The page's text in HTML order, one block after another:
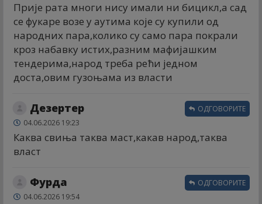
Прије рата многи нису имали ни бицикл,а сад
се фукаре возе у аутима које су купили од
народних пара,колико су само пара покрали
кроз набавку истих,разним мафијашким
тендерима,народ треба рећи једном
доста,овим гузоњама из власти
Дезертер
04.06.2026 19:23
Каква свиња таква маст,какав народ,таква
власт
ОДГОВОРИТЕ
Фурда
04.06.2026 19:54
ОДГОВОРИТЕ